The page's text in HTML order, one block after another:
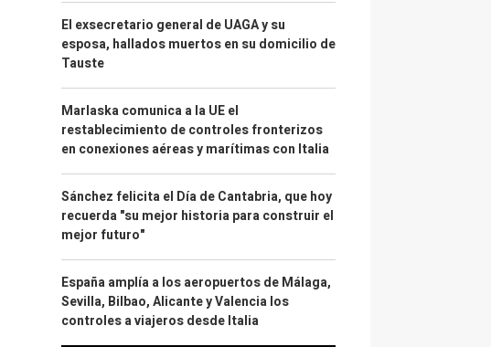
El exsecretario general de UAGA y su
esposa, hallados muertos en su domicilio de
Tauste
Marlaska comunica a la UE el
restablecimiento de controles fronterizos
en conexiones aéreas y marítimas con Italia
Sánchez felicita el Día de Cantabria, que hoy
recuerda "su mejor historia para construir el
mejor futuro"
España amplía a los aeropuertos de Málaga,
Sevilla, Bilbao, Alicante y Valencia los
controles a viajeros desde Italia